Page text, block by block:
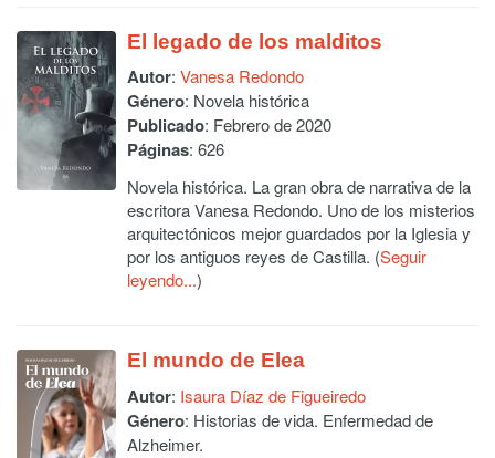
El legado de los malditos
Autor: Vanesa Redondo
Género: Novela histórica
Publicado: Febrero de 2020
Páginas: 626
Novela histórica. La gran obra de narrativa de la
escritora Vanesa Redondo. Uno de los misterios
arquitectónicos mejor guardados por la Iglesia y
por los antiguos reyes de Castilla. (Seguir
leyendo...)
El mundo de Elea
Autor: Isaura Díaz de Figueiredo
Género: Historias de vida. Enfermedad de
Alzheimer.